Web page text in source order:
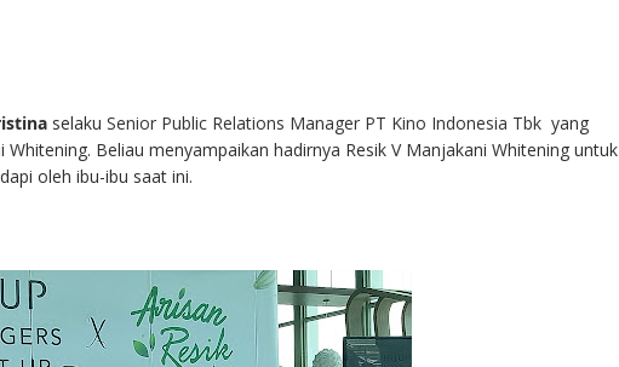
selaku Senior Public Relations Manager PT Kino Indonesia Tbk yang
Beliau menyampaikan hadirnya Resik V Manjakani Whitening untuk
oleh ibu-ibu saat ini.